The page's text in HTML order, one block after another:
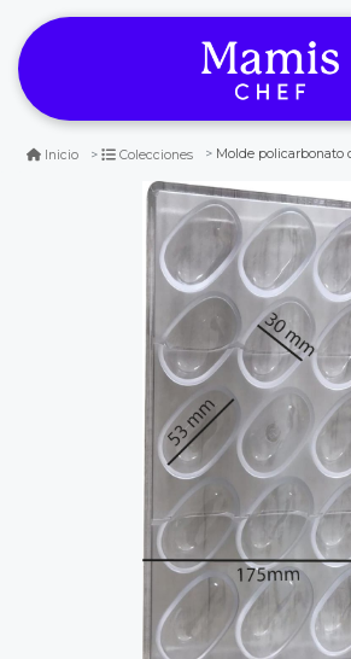
Inicio Colecciones Molde policarbonato